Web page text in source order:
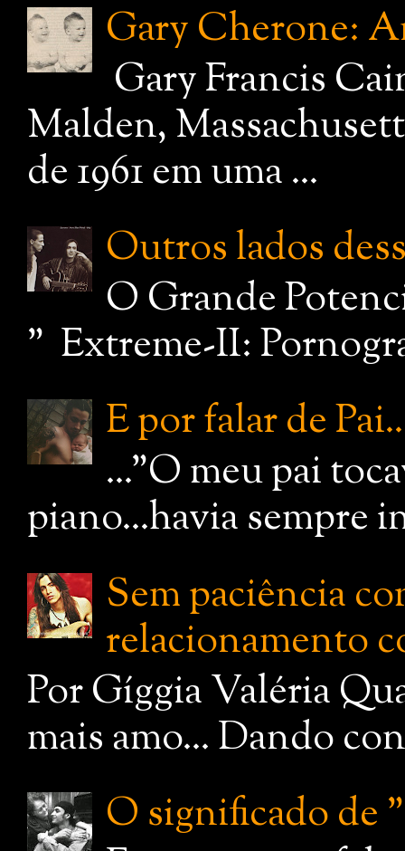
Gary Cherone:
Gary Francis
Malden,
de 1961 em uma ...
Outros lados
O Grande
" Extreme-II:
E por falar de
..."O meu pai
piano...havia sempre
Sem paciência
relacionamento
Por Gíggia Valéria
mais amo... Dando
O significado de